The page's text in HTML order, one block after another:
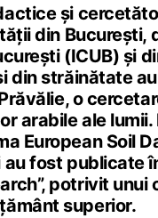
și
din București,
(ICUB) și
din străinătate
o
arabile ale
European Soil
au fost publicate
potrivit
superior.